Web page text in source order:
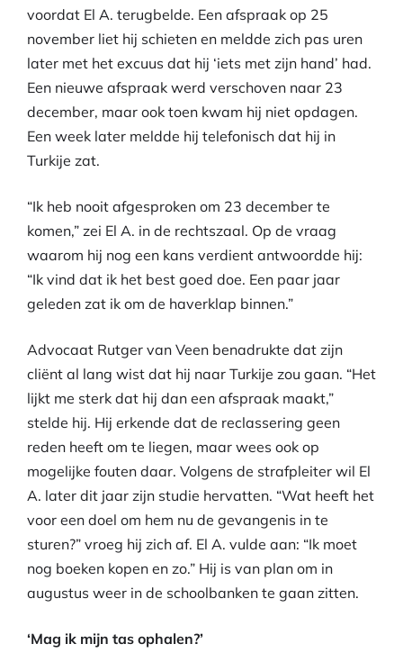
voordat El A. terugbelde. Een afspraak op 25
november liet hij schieten en meldde zich pas uren
later met het excuus dat hij ‘iets met zijn hand’ had.
Een nieuwe afspraak werd verschoven naar 23
december, maar ook toen kwam hij niet opdagen.
Een week later meldde hij telefonisch dat hij in
Turkije zat.
“Ik heb nooit afgesproken om 23 december te
komen,” zei El A. in de rechtszaal. Op de vraag
waarom hij nog een kans verdient antwoordde hij:
“Ik vind dat ik het best goed doe. Een paar jaar
geleden zat ik om de haverklap binnen.”
Advocaat Rutger van Veen benadrukte dat zijn
cliënt al lang wist dat hij naar Turkije zou gaan. “Het
lijkt me sterk dat hij dan een afspraak maakt,”
stelde hij. Hij erkende dat de reclassering geen
reden heeft om te liegen, maar wees ook op
mogelijke fouten daar. Volgens de strafpleiter wil El
A. later dit jaar zijn studie hervatten. “Wat heeft het
voor een doel om hem nu de gevangenis in te
sturen?” vroeg hij zich af. El A. vulde aan: “Ik moet
nog boeken kopen en zo.” Hij is van plan om in
augustus weer in de schoolbanken te gaan zitten.
‘Mag ik mijn tas ophalen?’